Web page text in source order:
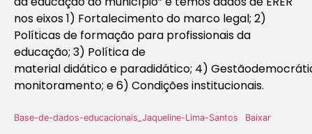
nos eixos 1) Fortalecimento do marco legal; 2)
Políticas de formação para profissionais da
educação; 3) Política de
material didático e paradidático; 4)
monitoramento; e 6) Condições institucionais.
Base-de-dados-educacionais_Jaqueline-Lima-Santos Baixar